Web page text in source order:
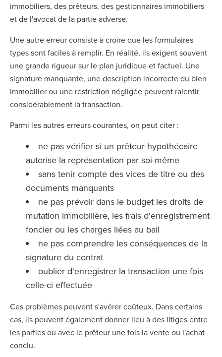
immobiliers, des prêteurs, des gestionnaires immobiliers
et de l'avocat de la partie adverse.
Une autre erreur consiste à croire que les formulaires
types sont faciles à remplir. En réalité, ils exigent souvent
une grande rigueur sur le plan juridique et factuel. Une
signature manquante, une description incorrecte du bien
immobilier ou une restriction négligée peuvent ralentir
considérablement la transaction.
Parmi les autres erreurs courantes, on peut citer :
ne pas vérifier si un prêteur hypothécaire
autorise la représentation par soi-même
sans tenir compte des vices de titre ou des
documents manquants
ne pas prévoir dans le budget les droits de
mutation immobilière, les frais d'enregistrement
foncier ou les charges liées au bail
ne pas comprendre les conséquences de la
signature du contrat
oublier d'enregistrer la transaction une fois
celle-ci effectuée
Ces problèmes peuvent s'avérer coûteux. Dans certains
cas, ils peuvent également donner lieu à des litiges entre
les parties ou avec le prêteur une fois la vente ou l'achat
conclu.